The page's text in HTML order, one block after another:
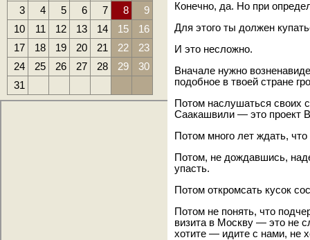
3
4 5 6 7 8
9
10
11 12 13 14 15
16
17
18 19 20 21 22
23
24
25 26 27 28 29
30
31
Конечно, да. Но при
Для этого ты должен
И это несложно.
Вначале нужно
подобное в твоей стране
Потом наслушаться своих
Саакашвили — это проект
Потом много лет ждать,
Потом, не дождавшись,
упасть.
Потом откромсать кусок
Потом не понять, что
визита в Москву — это не
хотите — идите с нами, не